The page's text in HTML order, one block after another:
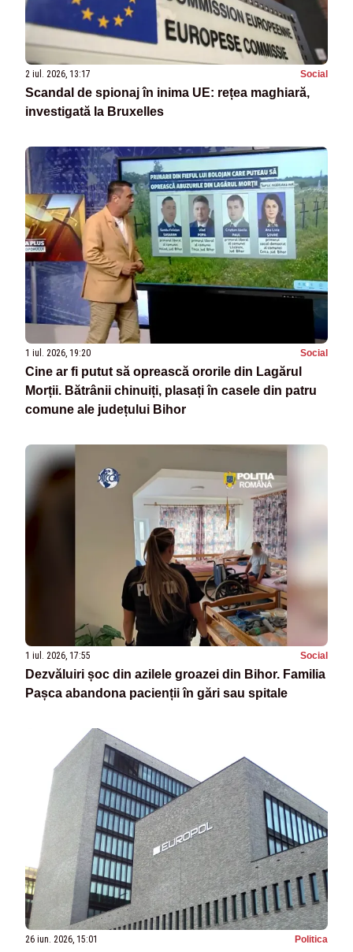
2 iul. 2026, 13:17 Social
Scandal de spionaj în inima UE: rețea maghiară,
investigată la Bruxelles
1 iul. 2026, 19:20 Social
Cine ar fi putut să oprească ororile din Lagărul
Morții. Bătrânii chinuiți, plasați în casele din patru
comune ale județului Bihor
1 iul. 2026, 17:55 Social
Dezvăluiri șoc din azilele groazei din Bihor. Familia
Pașca abandona pacienții în gări sau spitale
26 iun. 2026, 15:01 Politica